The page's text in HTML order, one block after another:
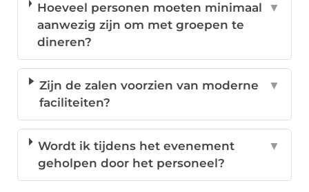
Hoeveel personen moeten minimaal
aanwezig zijn om met groepen te
dineren?
▼
Zijn de zalen voorzien van moderne
faciliteiten?
▼
Wordt ik tijdens het evenement
geholpen door het personeel?
▼